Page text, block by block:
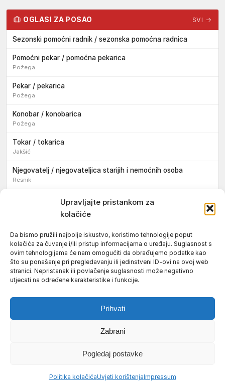
Upravljajte pristankom za
kolačiće
Da bismo pružili najbolje iskustvo, koristimo tehnologije poput
kolačića za čuvanje i/ili pristup informacijama o uređaju. Suglasnost s
ovim tehnologijama će nam omogućiti da obrađujemo podatke kao
što su ponašanje pri pregledavanju ili jedinstveni ID-ovi na ovoj web
stranici. Nepristanak ili povlačenje suglasnosti može negativno
utjecati na određene karakteristike i funkcije.
Prihvati
Zabrani
Pogledaj postavke
Politika kolačićaUvjeti korištenjaImpressum
OGLASI ZA POSAO SVI →
Sezonski pomoćni radnik / sezonska pomoćna radnica
Pomoćni pekar / pomoćna pekarica
Požega
Pekar / pekarica
Požega
Konobar / konobarica
Požega
Tokar / tokarica
Jakšić
Njegovatelj / njegovateljica starijih i nemoćnih osoba
Resnik
Konobar / konobarica
Jakšić
Vozač / vozačica teretnog vozila s poluprikolicom
Požega
Pomoćnik/ica u nastavi
Pravila privatnosti
© 2026 Požeški vodič. Sva prava pridržana.